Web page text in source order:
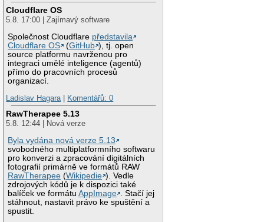
Cloudflare OS
5.8. 17:00 | Zajímavý software
Společnost Cloudflare představila
Cloudflare OS
(GitHub ), tj. open
source platformu navrženou pro
integraci umělé inteligence (agentů)
přímo do pracovních procesů
organizací.
Ladislav Hagara| Komentářů: 0
RawTherapee 5.13
5.8. 12:44 | Nová verze
Byla vydána nová verze 5.13
svobodného multiplatformního softwaru
pro konverzi a zpracování digitálních
fotografií primárně ve formátů RAW
RawTherapee (Wikipedie ). Vedle
zdrojových kódů je k dispozici také
balíček ve formátuAppImage
. Stačí jej
stáhnout, nastavit právo ke spuštění a
spustit.